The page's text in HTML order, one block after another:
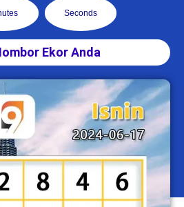
Seconds
Ekor Anda